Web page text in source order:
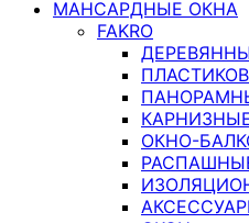
МАНСАРДНЫЕ ОКНА
FAKRO
ОКНО-